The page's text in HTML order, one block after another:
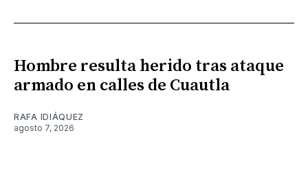
Hombre resulta herido tras ataque
armado en calles de Cuautla
RAFA IDIÁQUEZ
agosto 7, 2026